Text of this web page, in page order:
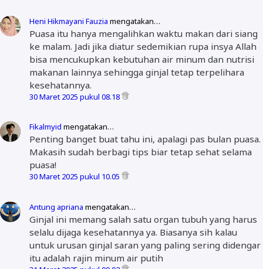
Heni Hikmayani Fauzia mengatakan…
Puasa itu hanya mengalihkan waktu makan dari siang
ke malam. Jadi jika diatur sedemikian rupa insya Allah
bisa mencukupkan kebutuhan air minum dan nutrisi
makanan lainnya sehingga ginjal tetap terpelihara
kesehatannya.
30 Maret 2025 pukul 08.18
Fikalmyid mengatakan…
Penting banget buat tahu ini, apalagi pas bulan puasa.
Makasih sudah berbagi tips biar tetap sehat selama
puasa!
30 Maret 2025 pukul 10.05
Antung apriana mengatakan…
Ginjal ini memang salah satu organ tubuh yang harus
selalu dijaga kesehatannya ya. Biasanya sih kalau
untuk urusan ginjal saran yang paling sering didengar
itu adalah rajin minum air putih